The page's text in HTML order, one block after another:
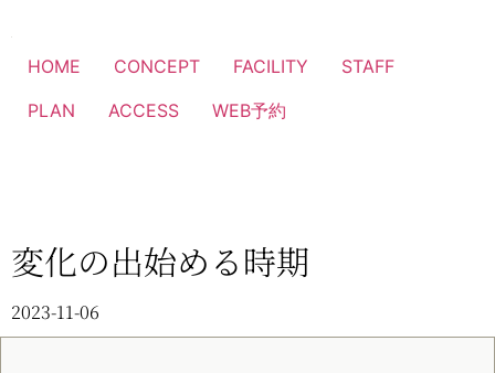
HOME CONCEPT FACILITY
STAFF
PLAN
ACCESS WEB予約
変化の出始める時期
2023-11-06